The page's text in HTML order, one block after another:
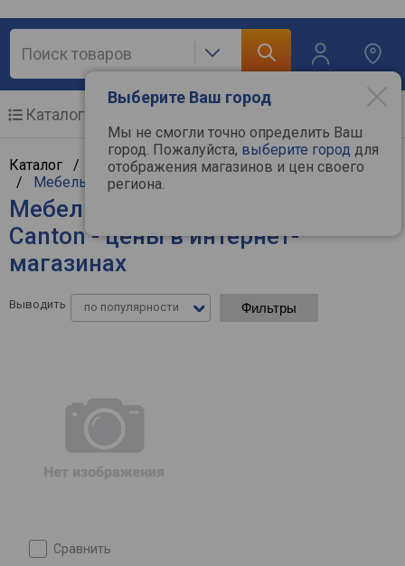
Выберите Ваш город
Мы не смогли точно определить Ваш
город. Пожалуйста, выберите город для
отображения магазинов и цен своего
региона.
Каталог
Каталог / Аудиотехника/Hi-Fi и Hi-End компоненты
/ Мебель и крепления для аудио
Мебель и крепления для аудио
Canton - цены в интернет-
магазинах
Выводить по популярности Фильтры
сравнить